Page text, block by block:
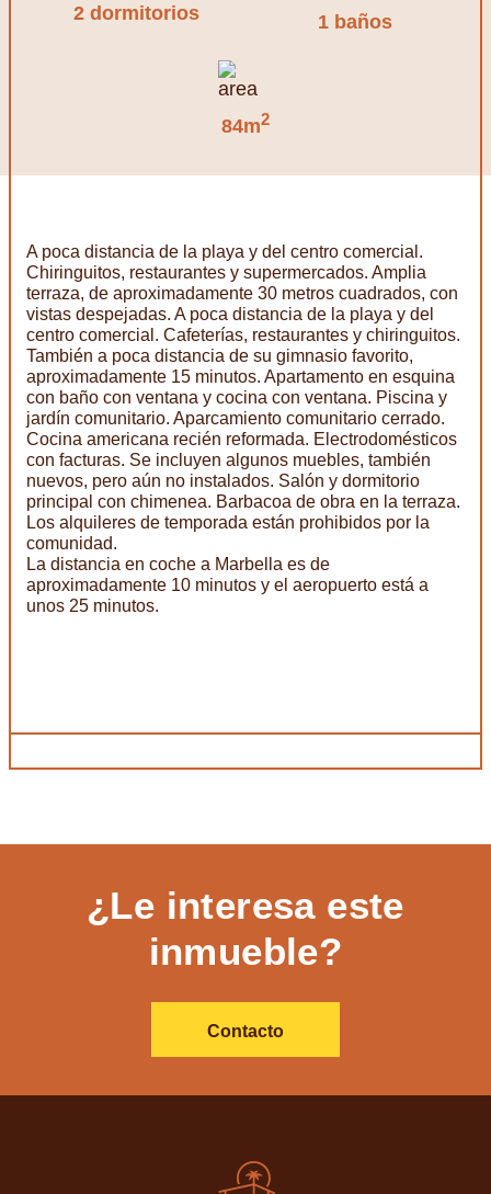
2 dormitorios 1 baños
84m2
A poca distancia de la playa y del centro comercial.
Chiringuitos, restaurantes y supermercados. Amplia
terraza, de aproximadamente 30 metros cuadrados, con
vistas despejadas. A poca distancia de la playa y del
centro comercial. Cafeterías, restaurantes y chiringuitos.
También a poca distancia de su gimnasio favorito,
aproximadamente 15 minutos. Apartamento en esquina
con baño con ventana y cocina con ventana. Piscina y
jardín comunitario. Aparcamiento comunitario cerrado.
Cocina americana recién reformada. Electrodomésticos
con facturas. Se incluyen algunos muebles, también
nuevos, pero aún no instalados. Salón y dormitorio
principal con chimenea. Barbacoa de obra en la terraza.
Los alquileres de temporada están prohibidos por la
comunidad.
La distancia en coche a Marbella es de
aproximadamente 10 minutos y el aeropuerto está a
unos 25 minutos.
¿Le interesa este
inmueble?
Contacto